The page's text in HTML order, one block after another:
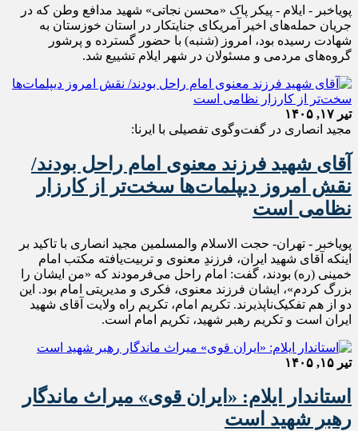
پویاخبر - ایلام - پیکر پاک «محسن نجاتی» شهید مدافع وطن که در
جریان حمله‌های اخیر آمریکای جنایتکار در استان خوزستان به
شهادت رسیده بود، امروز (شنبه) با حضور گسترده و پرشور
گروه‌های مردمی و مسئولان در شهر ایلام تشییع شد.
تیر ۱۷, ۱۴۰۵
مجید انصاری در گفت‌وگوی تفصیلی با ایرنا:
آقای شهید فرزند معنوی امام راحل بودند/
نقش امروز دیپلمات‌ها سخت‌تر از کارزار
نظامی است
پویاخبر - تهران- حجت الاسلام والمسلمین مجید انصاری با تاکید بر
اینکه آقای شهید ایران، فرزندِ معنوی و تربیت‌یافته مکتب امام
خمینی (ره) بودند، گفت: امام راحل می‌فرمودند که «من ایشان را
بزرگ کردم»، ایشان فرزند معنوی، فکری و مدیریتی امام بود. این
دو از هم تفکیک‌ناپذیرند. تکریم امام، تکریم راه ولایت آقای شهید
ایران است و تکریم رهبر شهید، تکریم امام است.
تیر ۱۵, ۱۴۰۵
استاندار ایلام: «ایران قوی» میراث ماندگار
رهبر شهید است